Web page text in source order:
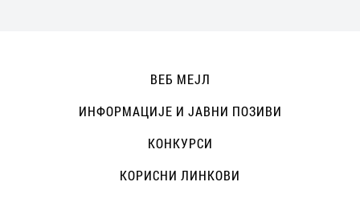
ВЕБ МЕЈЛ
ИНФОРМАЦИЈЕ И ЈАВНИ ПОЗИВИ
КОНКУРСИ
КОРИСНИ ЛИНКОВИ